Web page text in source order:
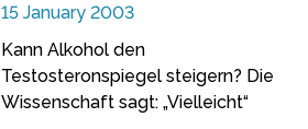
15 January 2003
Kann Alkohol den
Testosteronspiegel steigern? Die
Wissenschaft sagt: „Vielleicht“